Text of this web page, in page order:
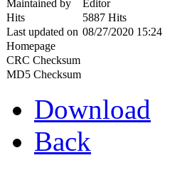
Maintained by
Editor
Hits
5887 Hits
Last updated on 08/27/2020 15:24
Homepage
CRC Checksum
MD5 Checksum
Download
Back